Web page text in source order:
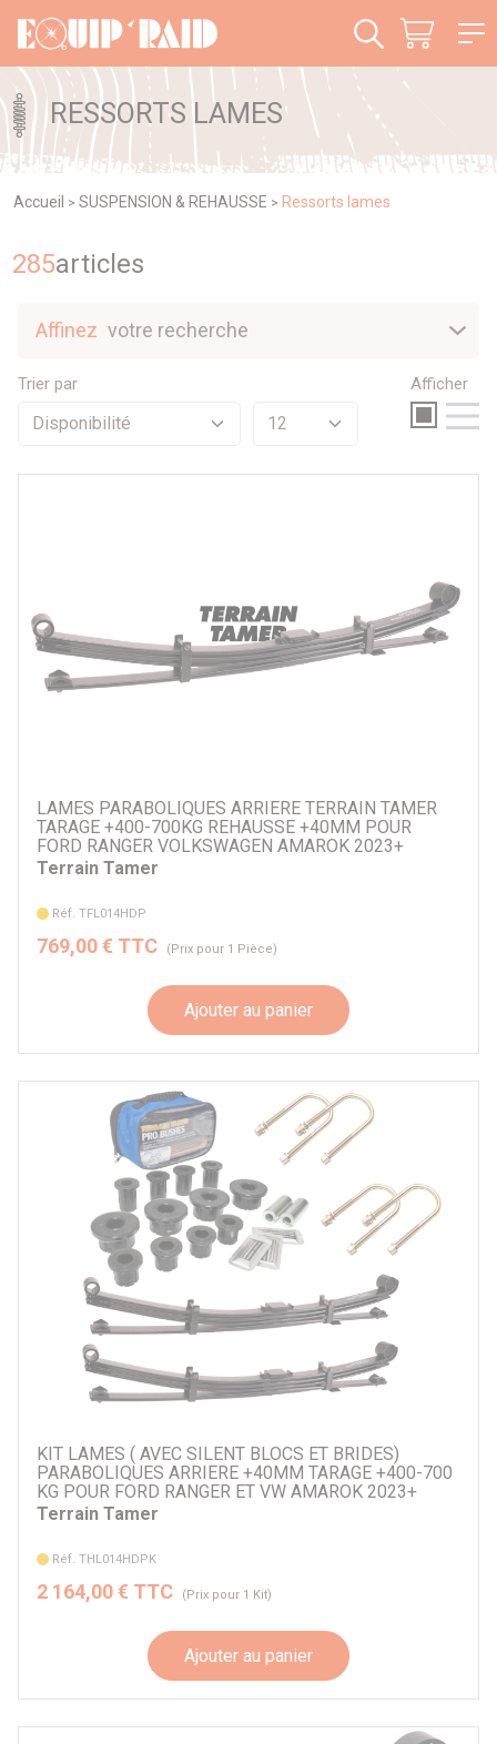
RESSORTS LAMES
Accueil > SUSPENSION & REHAUSSE > Ressorts lames
285articles
Trier par Afficher
LAMES PARABOLIQUES ARRIERE TERRAIN TAMER
TARAGE +400-700KG REHAUSSE +40MM POUR
FORD RANGER VOLKSWAGEN AMAROK 2023+
Terrain Tamer
Réf. TFL014HDP
769,00 € TTC (Prix pour 1 Pièce)
Ajouter au panier
KIT LAMES ( AVEC SILENT BLOCS ET BRIDES)
PARABOLIQUES ARRIERE +40MM TARAGE +400-700
KG POUR FORD RANGER ET VW AMAROK 2023+
Terrain Tamer
Réf. THL014HDPK
2 164,00 € TTC (Prix pour 1 Kit)
Ajouter au panier
Affinez votre recherche
Promotions
2247 €
Par marque
JSA
Par véhicule
Panneau de gestion des cookies